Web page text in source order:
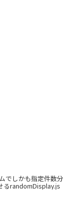
でしかも指定件数分
るrandomDisplay.js